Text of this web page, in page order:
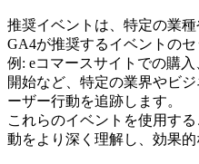
推奨イベントは、特定の業
GA4が推奨するイベントのセ
例: eコマースサイトでの購
開始など、特定の業界やビ
ーザー行動を追跡します。
これらのイベントを使用す
動をより深く理解し、効果的